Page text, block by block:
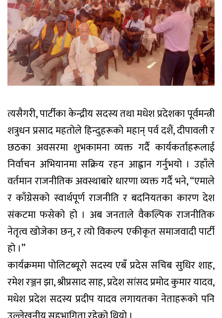
त्यसैगरी, पार्टीका केन्द्रीय सदस्य तथा मधेश प्रदेशका पूर्वमन्त्री
शत्रुधन प्रसाद महतोले हिन्दुहरूको महान् पर्व दशैं, दीपावली र
छठका अवसरमा शुभकामना व्यक्त गर्दै कार्यकर्ताहरूलाई
निर्वाचन अभियानमा सक्रिय रहन आह्वान गर्नुभयो । उहाँले
वर्तमान राजनीतिक अवस्थाबारे धारणा व्यक्त गर्दै भने, “एमाले
र काँग्रेसको स्वार्थपूर्ण राजनीति र बदनियतका कारण देश
संकटमा फसेको हो । अब जनताले वैकल्पिक राजनीतिक
नेतृत्व खोजेका छन्, र त्यो विकल्प एकीकृत समाजवादी पार्टी
हो ।”
कार्यक्रममा पोलिटब्यूरो सदस्य एबँ प्रदेस सचिब सुधिर शाह,
रमेश रञ्जन झा, श्रीप्रसाद साह, प्रदेश सांसद प्रमोद कुमार यादव,
मधेश प्रदेश सदस्य प्रदीप यादव लगायतका नेताहरूको पनि